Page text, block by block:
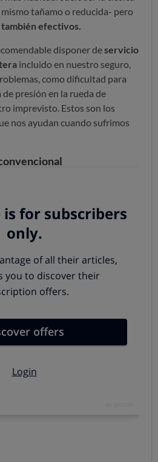
tañamo o reducida- pero
efectivos.
disponer deservicio
incluido en nuestro seguro,
como dificultad para
presión en la rueda de
imprevisto. Estos son los
nos ayudan cuando sufrimos
igual que las del resto
de coches que aún cuentan
notablemente por dos
con su llanta cuesta
y la ruedaocupa
restar espacio de carga
galleta